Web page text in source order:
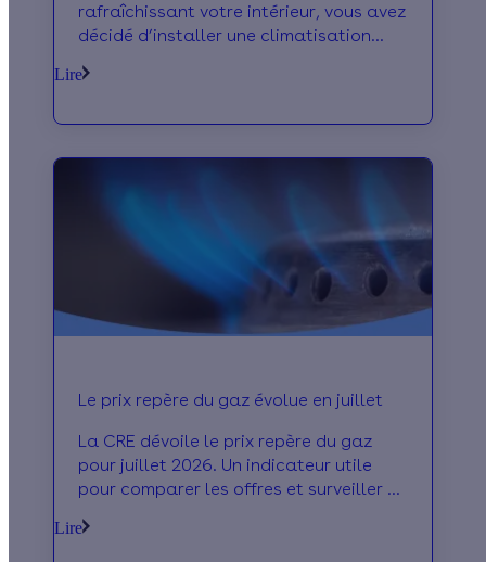
rafraîchissant votre intérieur, vous avez
décidé d’installer une climatisation
quel modèle vous tourner ? On vous
comprendre lequel correspondra à vos
besoins.
Lire
Le prix repère du gaz évolue en juillet
La CRE dévoile le prix repère du gaz
pour juillet 2026. Un indicateur utile
pour comparer les offres et surveiller sa
Lire